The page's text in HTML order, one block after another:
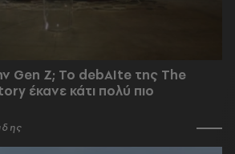
Gen Z; Το debAIte της The
έκανε κάτι πολύ πιο